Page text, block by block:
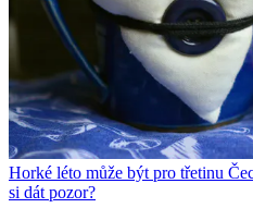
Horké léto může být pro třetinu
si dát pozor?